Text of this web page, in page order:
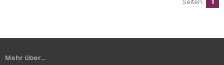
Mehr über...